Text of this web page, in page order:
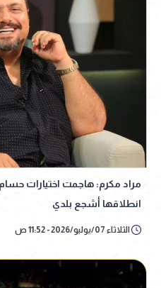
مراد مكرم: هاجمت اختيارات
انطلاقها أشجع بلدي
الثلاثاء 07/يوليو/2026 - 11:52 ص